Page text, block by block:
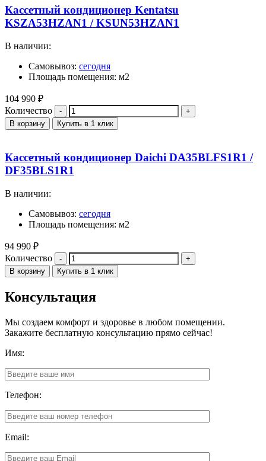
Кассетный кондиционер Kentatsu
KSZA53HZAN1 / KSUN53HZAN1
В наличии:
Самовывоз: сегодня
Площадь помещения: м2
104 990 ₽
Количество
В корзину Купить в 1 клик
Кассетный кондиционер Daichi DA35BLFS1R1 /
DF35BLS1R1
В наличии:
Самовывоз: сегодня
Площадь помещения: м2
94 990 ₽
Количество
В корзину Купить в 1 клик
Консультация
Мы создаем комфорт и здоровье в любом помещении.
Закажите бесплатную консультацию прямо сейчас!
Имя:
Телефон:
Email: